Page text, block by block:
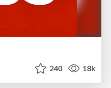
240 18k